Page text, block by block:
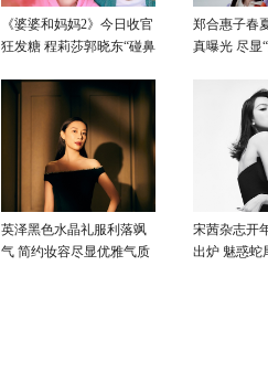
《婆婆和妈妈2》今日收官
狂发糖 程莉莎郭晓东“碰鼻
郑合惠子春
真曝光 尽显
英泽黑色水晶礼服利落飒
气 简约妆容尽显优雅气质
宋茜杂志开
出炉 魅惑蛇